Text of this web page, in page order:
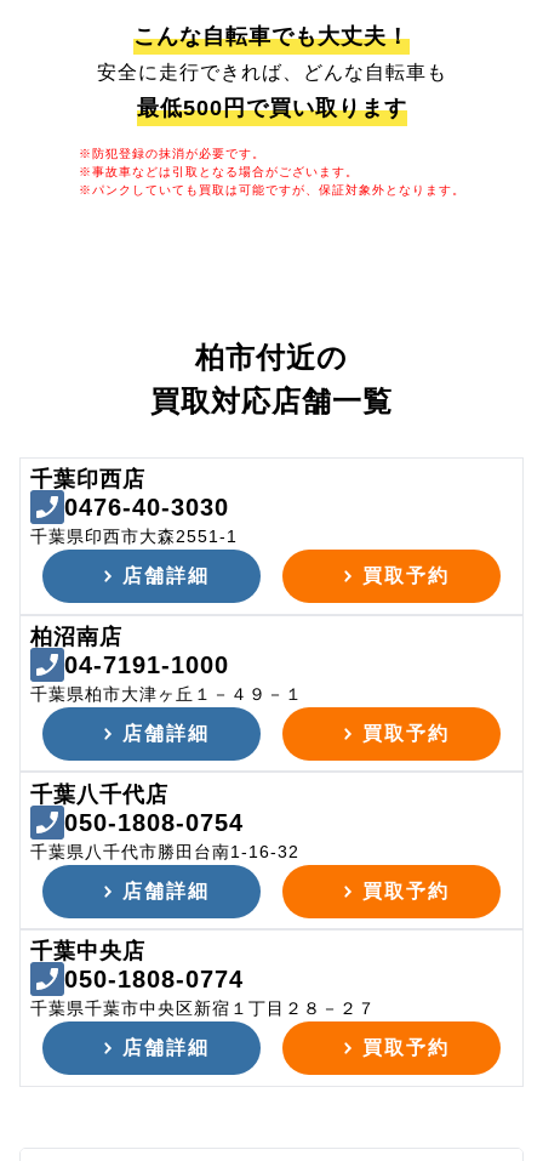
こんな自転車でも大丈夫！
安全に走行できれば、どんな自転車も
最低500円で買い取ります
※防犯登録の抹消が必要です。
※事故車などは引取となる場合がございます。
※パンクしていても買取は可能ですが、保証対象外となります。
柏市付近の
買取対応店舗一覧
千葉印西店
0476-40-3030
千葉県印西市大森2551-1
店舗詳細 買取予約
柏沼南店
04-7191-1000
千葉県柏市大津ヶ丘１－４９－１
店舗詳細 買取予約
千葉八千代店
050-1808-0754
千葉県八千代市勝田台南1-16-32
店舗詳細 買取予約
千葉中央店
050-1808-0774
千葉県千葉市中央区新宿１丁目２８－２７
店舗詳細 買取予約